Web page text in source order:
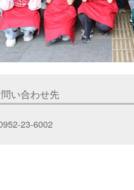
い合わせ先
23-6002